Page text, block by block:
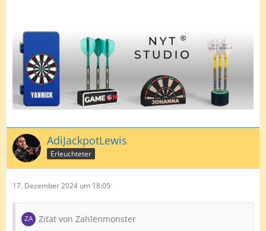
AdiJackpotLewis
Erleuchteter
17. Dezember 2024 um 18:05
Zitat von Zahlenmonster